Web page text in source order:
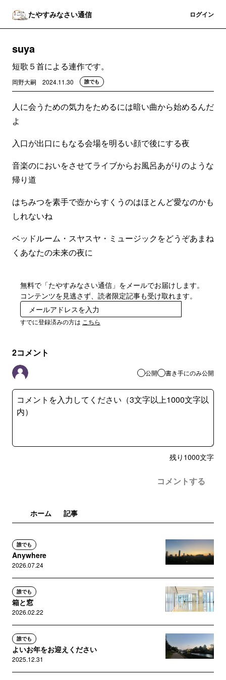
たやすみなさい通信 ログイン
suya
短歌５首による連作です。
岡野大嗣 2024.11.30 誰でも
人に会うための気力をためるには暗い曲から始めるんだ
よ
入口が出口にもなる会場を明るい顔で後にする夜
音楽のにおいをさせてライブからお風呂あがりのような
帰り道
はちみつを素手で壺からすくうのはほとんど愛なのかも
しれないね
ベッドルーム・スヤスヤ・ミュージックをどうぞあまね
くあなたの未来の夜に
無料で「たやすみなさい通信」をメールでお届けします。
コンテンツを見逃さず、読者限定記事も受け取れます。
すでに登録済みの方は こちら
2コメント
公開 書き手にのみ公開
残り 1000文字
コメントする
ホーム 記事
誰でも
Anywhere
2026.07.24
誰でも
箱と窓
2026.02.22
誰でも
よいお年をお迎えください
2025.12.31